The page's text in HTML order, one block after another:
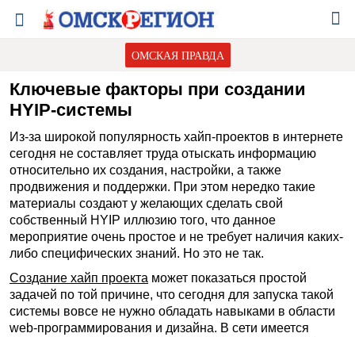
ОМСКАЯ ПРАВДА
Ключевые факторы при создании
HYIP-системы
Из-за широкой популярность хайп-проектов в интернете
сегодня не составляет труда отыскать информацию
относительно их создания, настройки, а также
продвижения и поддержки. При этом нередко такие
материалы создают у желающих сделать свой
собственный HYIP иллюзию того, что данное
мероприятие очень простое и не требует наличия каких-
либо специфических знаний. Но это не так.
Создание хайп проекта может показаться простой
задачей по той причине, что сегодня для запуска такой
системы вовсе не нужно обладать навыками в области
web-программирования и дизайна. В сети имеется